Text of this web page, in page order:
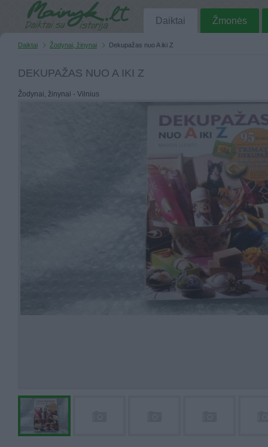
Daiktai Žmonės
Daiktai Žodynai, žinynai Dekupažas nuo A iki Z
DEKUPAŽAS NUO A IKI Z
Žodynai, žinynai - Vilnius